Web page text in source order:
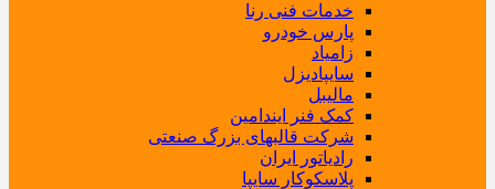
خدمات فنی رنا
پارس خودرو
زامیاد
سایپادیزل
مالیبل
کمک فنر ایندامین
شرکت قالبهای بزرگ صنعتی
رادیاتور ایران
پلاسکوکار سایپا